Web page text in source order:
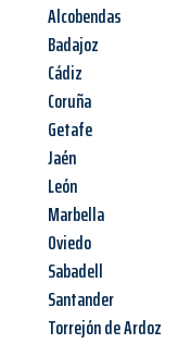
Alcobendas
Badajoz
Cádiz
Coruña
Getafe
Jaén
León
Marbella
Oviedo
Sabadell
Santander
Torrejón de Ardoz